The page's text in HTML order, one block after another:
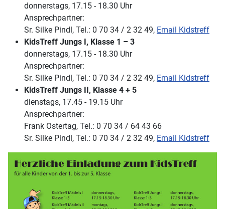
donnerstags, 17.15 - 18.30 Uhr
Ansprechpartner:
Sr. Silke Pindl, Tel.: 0 70 34 / 2 32 49, Email Kidstreff
KidsTreff Jungs I, Klasse 1 – 3
donnerstags, 17.15 - 18.30 Uhr
Ansprechpartner:
Sr. Silke Pindl, Tel.: 0 70 34 / 2 32 49, Email Kidstreff
KidsTreff Jungs II, Klasse 4 + 5
dienstags, 17.45 - 19.15 Uhr
Ansprechpartner:
Frank Ostertag, Tel.: 0 70 34 / 64 43 66
Sr. Silke Pindl, Tel.: 0 70 34 / 2 32 49, Email Kidstreff